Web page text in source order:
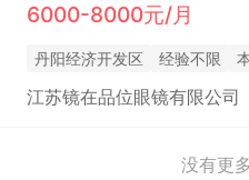
6000-8000元/月
丹阳经济开发区 经验不限
江苏镜在品位眼镜有限公司
没有更